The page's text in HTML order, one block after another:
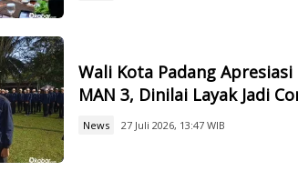
Wali Kota Padang
MAN 3, Dinilai Layak Jadi
News 27 Juli 2026, 13:47 WIB